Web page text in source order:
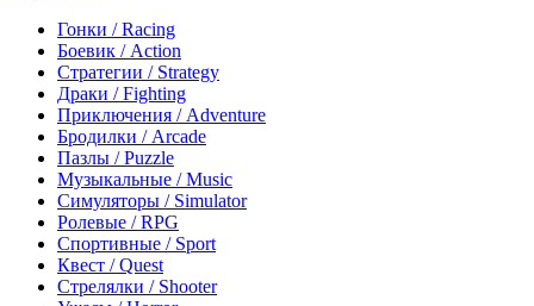
Гонки / Racing
Боевик / Action
Стратегии / Strategy
Драки / Fighting
Приключения / Adventure
Бродилки / Arcade
Пазлы / Puzzle
Музыкальные / Music
Симуляторы / Simulator
Ролевые / RPG
Спортивные / Sport
Квест / Quest
Стрелялки / Shooter